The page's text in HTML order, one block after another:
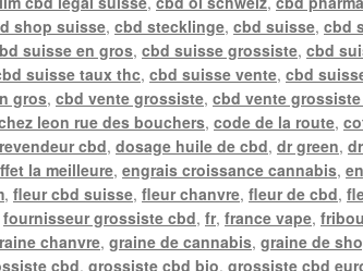
shop suisse,cbd stecklinge,cbd suisse,cbd
suisse en gros,cbd suisse grossiste,cbd
suisse taux thc,cbd suisse vente,cbd
gros,cbd vente grossiste,cbd vente
leon rue des bouchers,code de la route,
cbd,dosage huile de cbd,dr green,
la meilleure,engrais croissance cannabis,
,fleur cbd suisse,fleur chanvre,fleur de cbd,
fournisseur grossiste cbd,fr,france vape,
chanvre,graine de cannabis,graine de
cbd,grossiste cbd bio,grossiste cbd